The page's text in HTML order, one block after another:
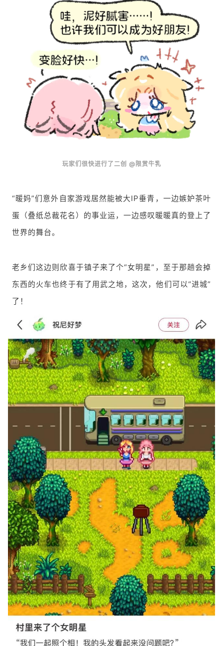
玩家们很快进行了二创 @限赏牛乳
“暖妈”们意外自家游戏居然能被大IP垂青，一边嫉妒茶叶
蛋（叠纸总裁花名）的事业运，一边感叹暖暖真的登上了
世界的舞台。
老乡们这边则欣喜于镇子来了个“女明星”，至于那趟会掉
东西的火车也终于有了用武之地，这次，他们可以“进城”
了！